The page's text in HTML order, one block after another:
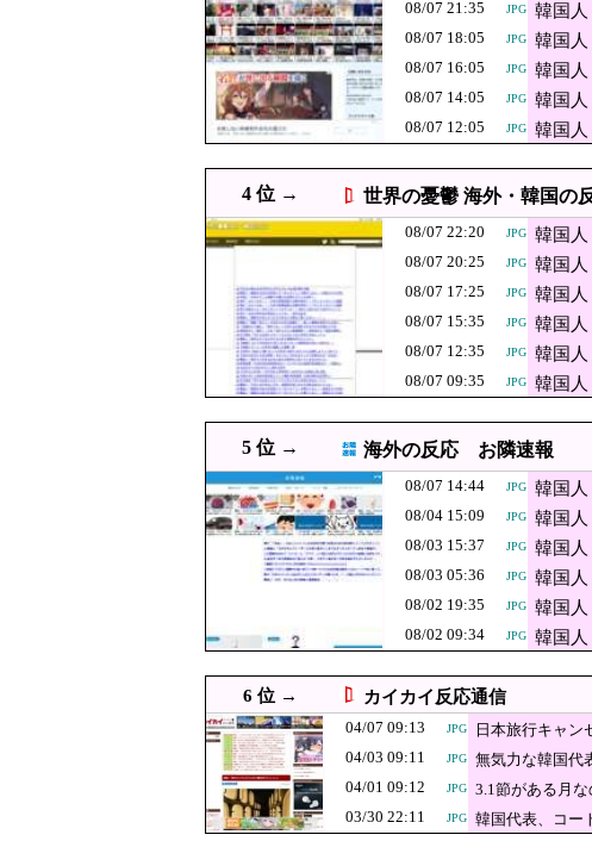
08/07 21:47 PNG 【さようなら】れいわ大石あきこ
08/07 21:40 JPG 【速報】京大病院、手
08/07 21:35 JPG
韓国人「この夏、韓
い…（ﾌﾞﾙﾌﾞﾙ」＝韓
08/07 21:31 韓国人「我が国に価値のあ
08/07 21:30
「小泉やめろ」核巡る防衛相発言
08/07 21:24 PNG 韓国人「選管が具体的なエクセル
08/07 21:19 米国、韓国防衛に核持ち出
08/07 21:10 JPG
【速報】トランプ大
る」
08/07 21:09
「ピクサー最大の失敗
礼すぎるわ……
08/07 21:08 JPG
【熊本地震】毎日新聞の記
でしょ？教えてよ？教えてよ
08/07 21:07 PNG 【動画】広島記念公園を追
08/07 21:00 JPG 韓国裁判所、「慰安婦を侮辱」し
08/07 21:00 JPG ジャングリア沖縄「ロイヤルチケッ
08/07 21:00 【速報】悠仁さま 初の“おことば”
08/07 21:00 JPG 韓国人「結婚相手探しに寺へ？仏
【朗報】韓国人「日本の花火大会
08/07 20:55 中国メディア 日本が中国へのフォ
08/07 20:40 PNG 【P】エッセイスト「
即ブロック
08/07 20:29 JPG 経済崩壊の中国・広東省の工場に
08/07 20:27
08/07 20:25 JPG
韓国人「韓国に10年間
FIFA公式制裁を海外
08/07 20:20
「14歳の少年に挿入を…」性
ﾌﾞﾙ」
08/07 21:35 JPG
韓国
（ﾌﾞﾙ
08/07 18:05 JPG
韓国
ﾙﾌﾞﾙ
08/07 16:05 JPG
韓国
（ﾌﾞﾙ
08/07 14:05 JPG
韓国人
＝韓国
08/07 12:05 JPG
韓国
4 位 → 世界の憂鬱 海外・韓国の
08/07 22:20 JPG
韓国
にな
08/07 20:25 JPG
韓国
式制
08/07 17:25 JPG
韓国
深刻
08/07 15:35 JPG
韓国
失墜
08/07 12:35 JPG
韓国
録！
08/07 09:35 JPG
韓国
5 位 → 海外の反応 お隣速報
08/07 14:44 JPG 韓国
08/04 15:09 JPG
韓国
ﾙ）」
08/03 15:37 JPG 韓国
08/03 05:36 JPG 韓国
08/02 19:35 JPG
韓国
はマ
れ、
08/02 09:34 JPG
韓国
6 位 →
カイカイ反応通信
04/07 09:13
JPG
日本旅行キャ
04/03 09:11
JPG
無気力な韓国代
04/01 09:12
JPG
3.1節がある月
03/30 22:11
JPG 韓国代表、コー